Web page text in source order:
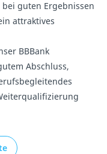
guten Ergebnissen
attraktives
BBBank
Abschluss,